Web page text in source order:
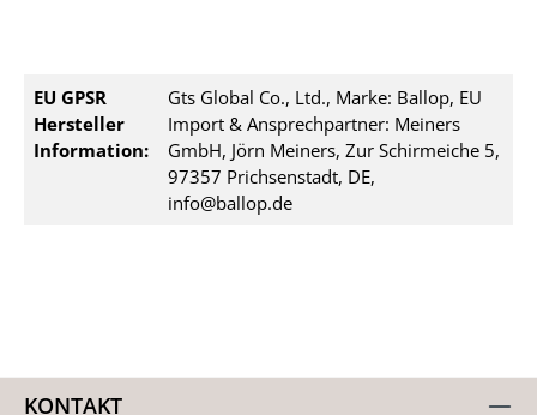
EU GPSR
Hersteller
Information:
Gts Global Co., Ltd., Marke: Ballop, EU
Import & Ansprechpartner: Meiners
GmbH, Jörn Meiners, Zur Schirmeiche 5,
97357 Prichsenstadt, DE,
info@ballop.de
KONTAKT